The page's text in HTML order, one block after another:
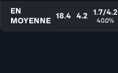
EN
MOYENNE
18.4 4.2 1.7/4.2
40.0%